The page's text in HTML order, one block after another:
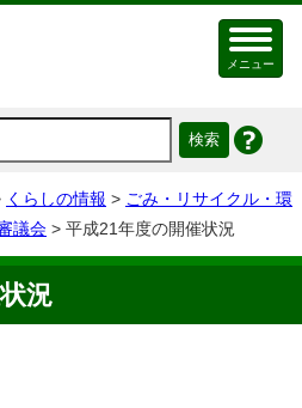
メニュー
くらしの情報 > ごみ・リサイクル・環
議会 > 平成21年度の開催状況
況